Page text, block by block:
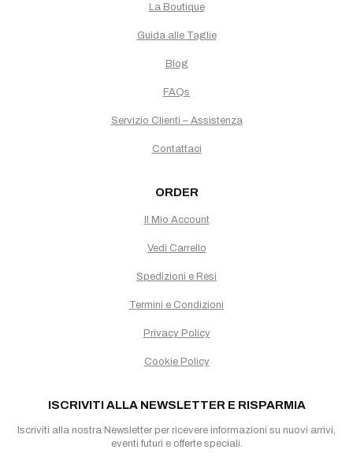
La Boutique
Guida alle Taglie
Blog
FAQs
Servizio Clienti – Assistenza
Contattaci
ORDER
Il Mio Account
Vedi Carrello
Spedizioni e Resi
Termini e Condizioni
Privacy Policy
Cookie Policy
ISCRIVITI ALLA NEWSLETTER E RISPARMIA
Iscriviti alla nostra Newsletter per ricevere informazioni su nuovi arrivi,
eventi futuri e offerte speciali.